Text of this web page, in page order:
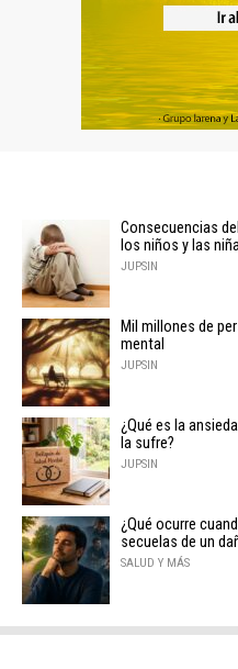
Consecuencias
los niños y las
JUPSIN
Mil millones de
mental
JUPSIN
¿Qué es la
la sufre?
JUPSIN
¿Qué ocurre
secuelas de un
SALUD Y MÁS